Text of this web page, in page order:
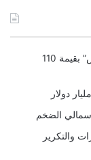
بريطانيا تُقر استحواذ “باراماونت” على “وارنر بروس” بقيمة 110
والتكرير